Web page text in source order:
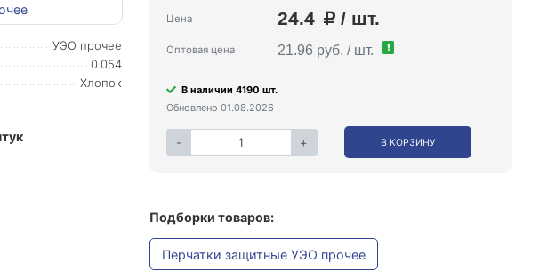
УЭО прочее
0.054
Хлопок
Цена 24.4 / шт.
Оптовая цена 21.96 руб. / шт. !
В наличии 4190 шт.
Обновлено 01.08.2026
- + В КОРЗИНУ
Подборки товаров:
Перчатки защитные УЭО прочее